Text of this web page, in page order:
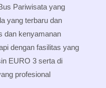
Pariwisata yang
yang terbaru dan
dan kenyamanan
dengan fasilitas yang
EURO 3 serta di
profesional